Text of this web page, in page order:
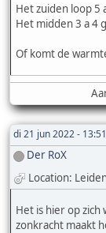
Het zuiden loop 5
Het midden 3 a 4
Of komt de
di 21 jun 2022 - 13:51
Der RoX
Location:
Het is hier op zich
zonkracht maakt